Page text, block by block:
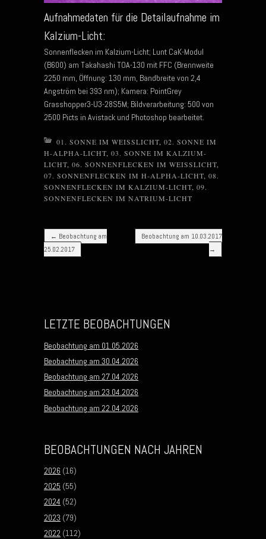
Aufnahmedaten für die Detailaufnahme im
Kalzium-Licht:
Sonnenflecken im Kalzium-Licht; Lunt CaK-Modul
(B600) am Takahashi TOA-130 mit FFC (Brennweite
2250 mm, Öffnung: 130 mm, Bandbreite von 2,4
Angström bei 393 nm); Kamera: PointGrey
Grasshopper3-U3-28S5M; Bildverarbeitung: 500 von
2500 Picts in Avistack und Photoshop bearbeitet.
01. SONNE IM WEISSLICHT 02. SONNE IM
H-ALPHA-LICHT 03. SONNE IM KALZIUM-
LICHT 06. SONNENFLECKEN IM WEISSLICHT
07. SONNENFLECKEN IM H-ALPHA-LICHT 08.
SONNENFLECKEN IM KALZIUM-LICHT 09.
SONNENFLECKEN IM NATRIUM-LICHT
Post navigation
← Beobachtung am
25.02.2017
Beobachtung am 10.03.2017
→
LETZTE BEOBACHTUNGEN
Beobachtung am 01.05.2026
Beobachtung am 30.04.2026
Beobachtung am 27.04.2026
Beobachtung am 23.04.2026
Beobachtung am 22.04.2026
BEOBACHTUNGEN NACH JAHREN
2026 (16)
2025 (55)
2024 (52)
2023 (79)
2022 (112)